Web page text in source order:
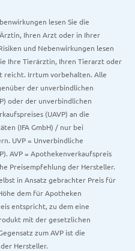
lesen Sie die
Ihren Arzt oder in Ihrer
und Nebenwirkungen lesen
Ihre Tierärztin, Ihren Tierarzt oder
reicht. Irrtum vorbehalten. Alle
der unverbindlichen
oder der unverbindlichen
(UAVP) an die
(IFA GmbH) / nur bei
UVP = Unverbindliche
AVP = Apothekenverkaufspreis
Preisempfehlung der Hersteller.
in Ansatz gebrachter Preis für
dem für Apotheken
entspricht, zu dem eine
mit der gesetzlichen
zum AVP ist die
Hersteller.